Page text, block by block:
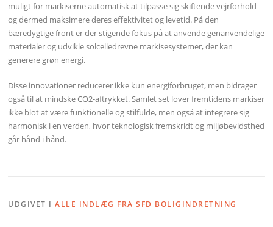
muligt for markiserne automatisk at tilpasse sig skiftende vejrforhold
og dermed maksimere deres effektivitet og levetid. På den
bæredygtige front er der stigende fokus på at anvende genanvendelige
materialer og udvikle solcelledrevne markisesystemer, der kan
generere grøn energi.
Disse innovationer reducerer ikke kun energiforbruget, men bidrager
også til at mindske CO2-aftrykket. Samlet set lover fremtidens markiser
ikke blot at være funktionelle og stilfulde, men også at integrere sig
harmonisk i en verden, hvor teknologisk fremskridt og miljøbevidsthed
går hånd i hånd.
UDGIVET IALLE INDLÆG FRA SFD BOLIGINDRETNING